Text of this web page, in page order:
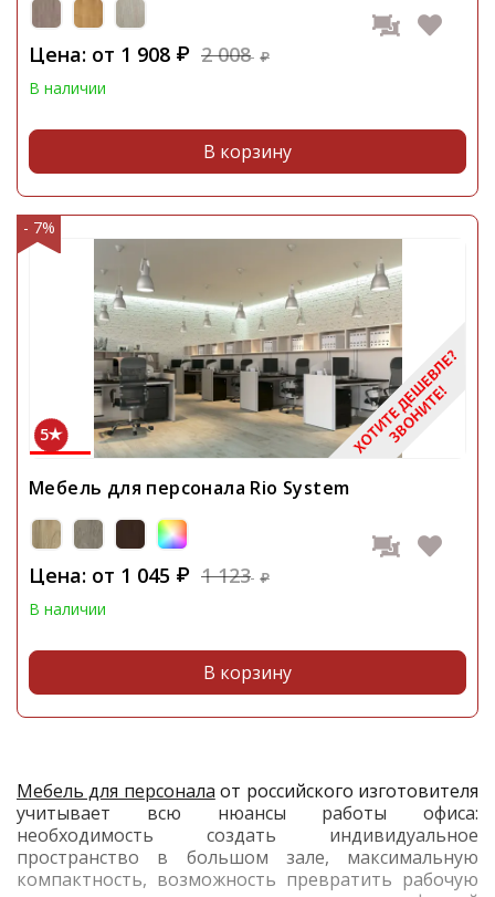
Цена: от 1 908 ₽ 2 008 ₽
В наличии
В корзину
- 7%
5
Мебель для персонала Rio System
Цена: от 1 045 ₽ 1 123 ₽
В наличии
В корзину
Мебель для персонала от российского изготовителя
учитывает всю нюансы работы офиса:
необходимость создать индивидуальное
пространство в большом зале, максимальную
компактность, возможность превратить рабочую